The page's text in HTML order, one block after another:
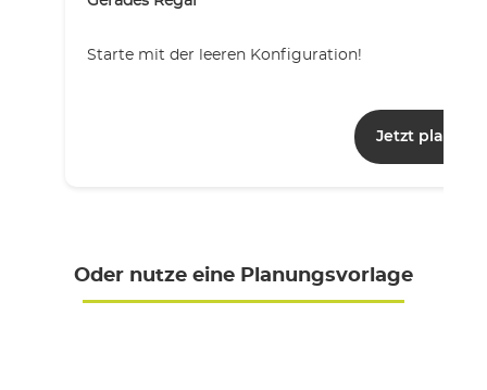
Starte mit der leeren Konfiguration!
Jetzt planen
Oder nutze eine Planungsvorlage